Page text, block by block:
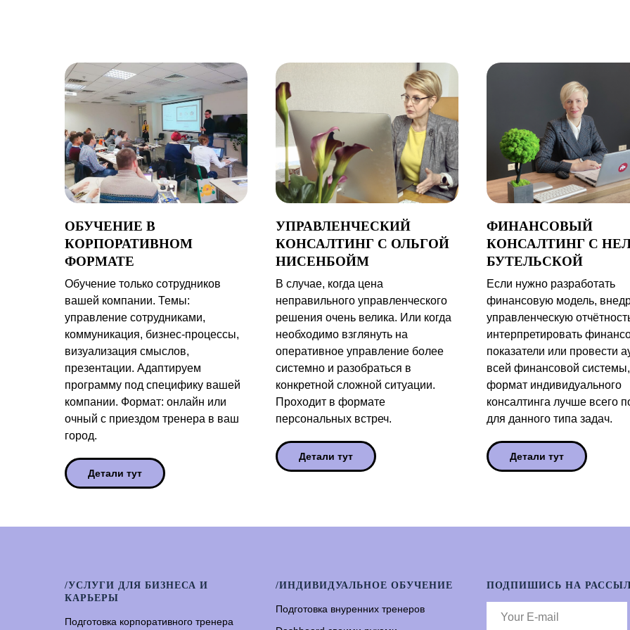
ОБУЧЕНИЕ В
КОРПОРАТИВНОМ
ФОРМАТЕ
Обучение только сотрудников
вашей компании. Темы:
управление сотрудниками,
коммуникация, бизнес-процессы,
визуализация смыслов,
презентации. Адаптируем
программу под специфику вашей
компании. Формат: онлайн или
очный с приездом тренера в ваш
город.
Детали тут
УПРАВЛЕНЧЕСКИЙ
КОНСАЛТИНГ С ОЛЬГОЙ
НИСЕНБОЙМ
В случае, когда цена
неправильного управленческого
решения очень велика. Или когда
необходимо взглянуть на
оперативное управление более
системно и разобраться в
конкретной сложной ситуации.
Проходит в формате
персональных встреч.
Детали тут
ФИНАНСОВЫЙ
КОНСАЛТИНГ С
БУТЕЛЬСКОЙ
Если нужно разработать
финансовую модель,
управленческую
интерпретировать
показатели или провести
всей финансовой
формат индивидуального
консалтинга лучше всего
для данного типа задач.
Детали тут
/УСЛУГИ ДЛЯ БИЗНЕСА И
КАРЬЕРЫ
Подготовка корпоративного тренера
/ИНДИВИДУАЛЬНОЕ ОБУЧЕНИЕ
Подготовка внуренних тренеров
ПОДПИШИСЬ НА